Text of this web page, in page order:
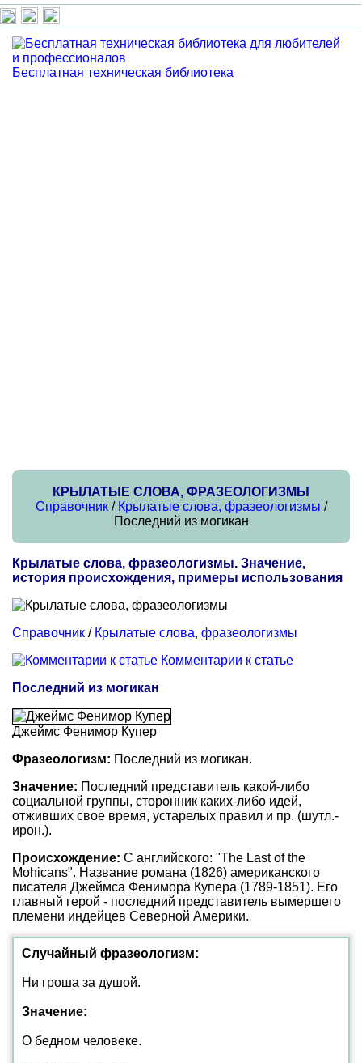
Бесплатная техническая библиотека
КРЫЛАТЫЕ СЛОВА, ФРАЗЕОЛОГИЗМЫ
Справочник/ Крылатые слова, фразеологизмы /
Последний из могикан
Крылатые слова, фразеологизмы. Значение,
история происхождения, примеры использования
Справочник / Крылатые слова, фразеологизмы
Комментарии к статье
Последний из могикан
Джеймс Фенимор Купер
Фразеологизм: Последний из могикан.
Значение: Последний представитель какой-либо
социальной группы, сторонник каких-либо идей,
отживших свое время, устарелых правил и пр. (шутл.-
ирон.).
Происхождение: С английского: "The Last of the
Mohicans". Название романа (1826) американского
писателя Джеймса Фенимора Купера (1789-1851). Его
главный герой - последний представитель вымершего
племени индейцев Северной Америки.
Случайный фразеологизм:
Ни гроша за душой.
Значение:
О бедном человеке.